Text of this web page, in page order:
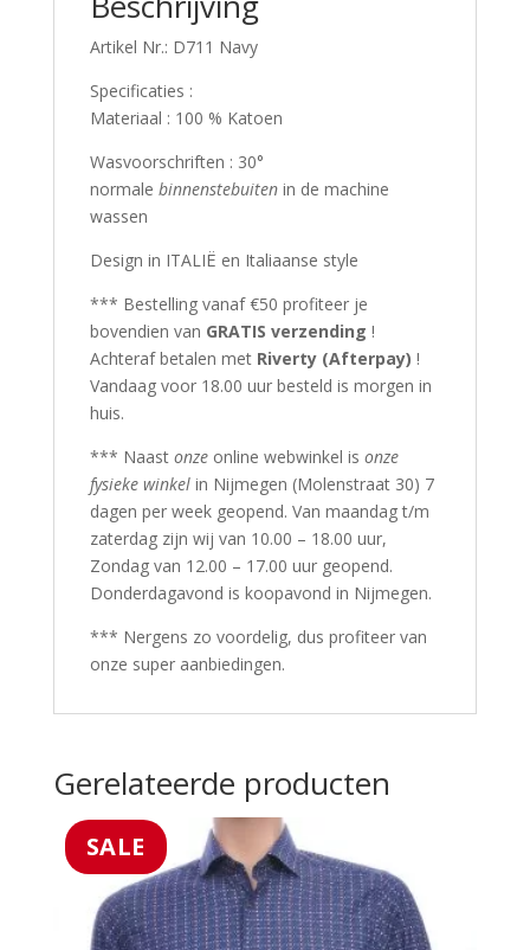
Artikel Nr.: D711 Navy
Specificaties :
Materiaal : 100 % Katoen
Wasvoorschriften : 30°
normale binnenstebuiten in de machine
wassen
Design in ITALIË en Italiaanse style
*** Bestelling vanaf €50 profiteer je
bovendien van GRATIS verzending !
Achteraf betalen met Riverty (Afterpay) !
Vandaag voor 18.00 uur besteld is morgen in
huis.
*** Naast onzeonline webwinkel is onze
fysieke winkelin Nijmegen (Molenstraat 30) 7
dagen per week geopend. Van maandag t/m
zaterdag zijn wij van 10.00 – 18.00 uur,
Zondag van 12.00 – 17.00 uur geopend.
Donderdagavond is koopavond in Nijmegen.
*** Nergens zo voordelig, dus profiteer van
onze super aanbiedingen.
Gerelateerde producten
SALE